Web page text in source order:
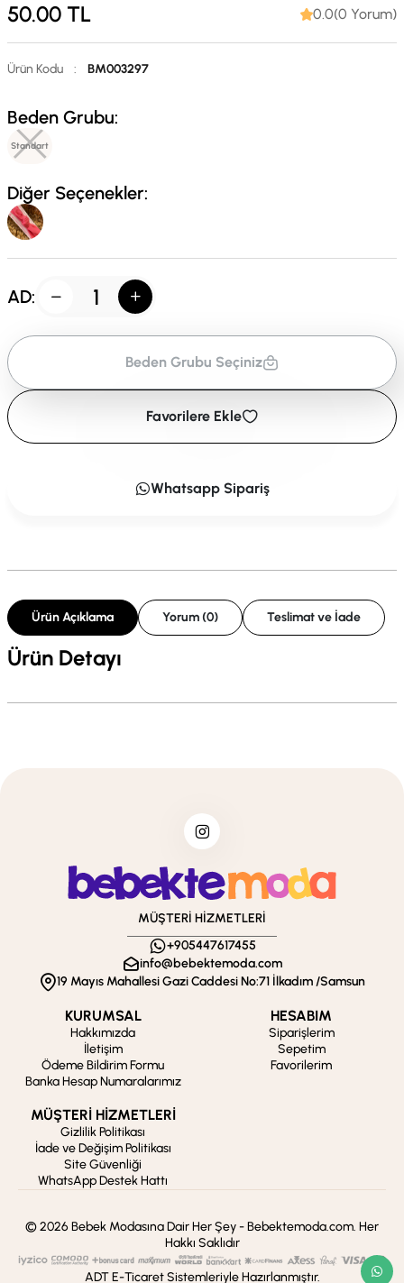
50.00 TL 0.0(0 Yorum)
Ürün Kodu : BM003297
Beden Grubu:
Standart
Diğer Seçenekler:
AD:
Beden Grubu Seçiniz
Favorilere Ekle
Whatsapp Sipariş
Ürün Açıklama Yorum (0) Teslimat ve İade
Ürün Detayı
MÜŞTERİ HİZMETLERİ
+905447617455
info@bebektemoda.com
19 Mayıs Mahallesi Gazi Caddesi No:71 İlkadım /Samsun
KURUMSAL
Hakkımızda
İletişim
Ödeme Bildirim Formu
Banka Hesap Numaralarımız
HESABIM
Siparişlerim
Sepetim
Favorilerim
MÜŞTERİ HİZMETLERİ
Gizlilik Politikası
İade ve Değişim Politikası
Site Güvenliği
WhatsApp Destek Hattı
© 2026 Bebek Modasına Dair Her Şey - Bebektemoda.com. Her
Hakkı Saklıdır
ADT E-Ticaret Sistemleriyle Hazırlanmıştır.